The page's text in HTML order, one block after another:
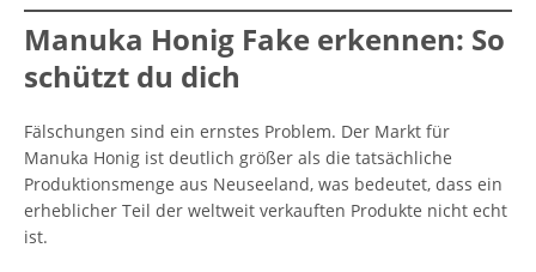
Manuka Honig Fake erkennen: So
schützt du dich
Fälschungen sind ein ernstes Problem. Der Markt für
Manuka Honig ist deutlich größer als die tatsächliche
Produktionsmenge aus Neuseeland, was bedeutet, dass ein
erheblicher Teil der weltweit verkauften Produkte nicht echt
ist.